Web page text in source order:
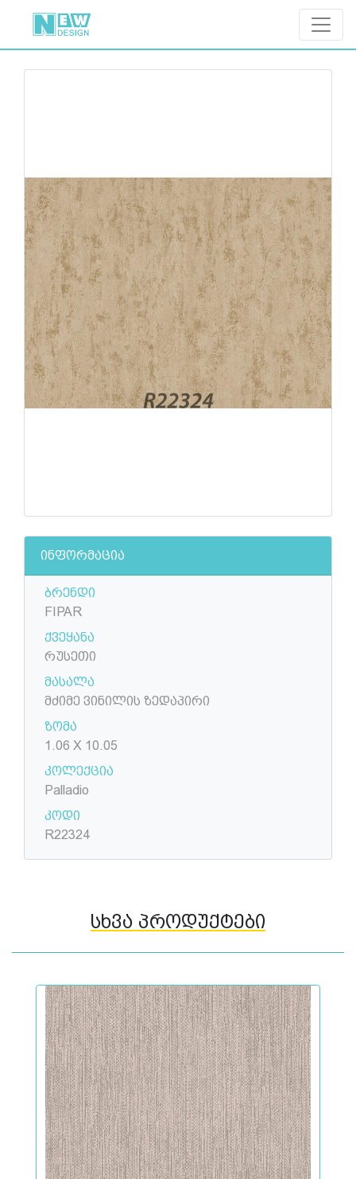
ინფორმაცია
ბრენდი
FIPAR
ქვეყანა
რუსეთი
მასალა
მძიმე ვინილის ზედაპირი
ზომა
1.06 X 10.05
კოლექცია
Palladio
კოდი
R22324
სხვა პროდუქტები